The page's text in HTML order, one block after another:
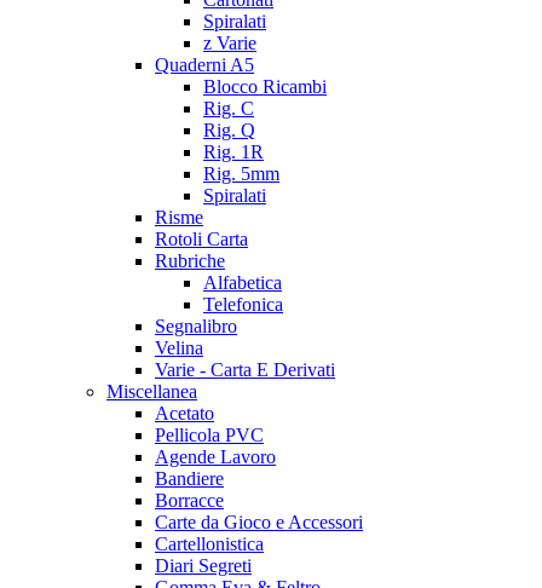
Spiralati
z Varie
Quaderni A5
Blocco Ricambi
Rig. C
Rig. Q
Rig. 1R
Rig. 5mm
Spiralati
Risme
Rotoli Carta
Rubriche
Alfabetica
Telefonica
Segnalibro
Velina
Varie - Carta E Derivati
Miscellanea
Acetato
Pellicola PVC
Agende Lavoro
Bandiere
Borracce
Carte da Gioco e Accessori
Cartellonistica
Diari Segreti